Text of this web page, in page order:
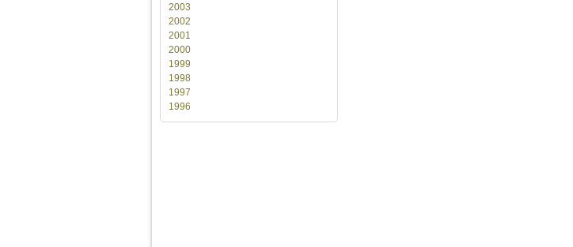
2003
2002
2001
2000
1999
1998
1997
1996